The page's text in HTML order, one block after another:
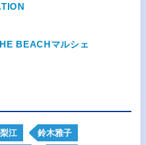
BEACHマルシェ
江 鈴木雅子